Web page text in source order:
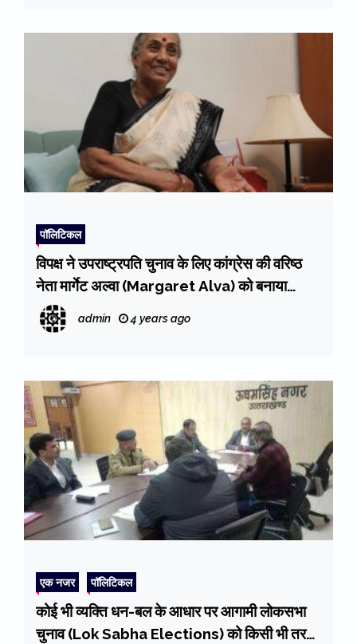
पॉलिटिकल
विपक्ष ने उपराष्ट्रपति चुनाव के लिए कांग्रेस की वरिष्ठ
नेता मार्गेट अल्वा (Margaret Alva) को बनाया
प्रत्याशी
admin 4 years ago
एक नजर पॉलिटिकल
कोई भी व्यक्ति धन-बल के आधार पर आगामी लोकसभा
चुनाव (Lok Sabha Elections) को किसी भी तरह